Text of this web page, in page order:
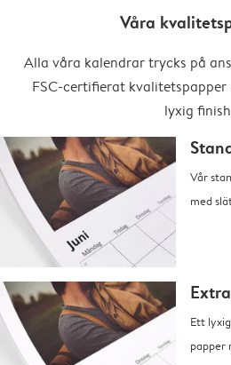
Våra
Alla våra kalendrar trycks på
FSC-certifierat kvalitetspapper
lyxig
Vår
med
Ett
papper